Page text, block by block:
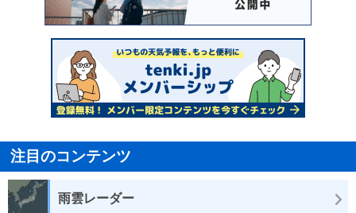
注目のコンテンツ
雨雲レーダー